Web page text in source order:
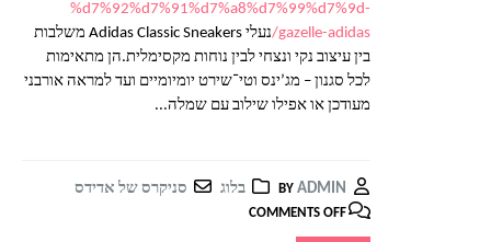
%d7%92%d7%91%d7%a8%d7%99%d7%9d-
gazelle-adidas/
נעלי Adidas Classic Sneakers משלבות
בין עיצוב נקי ונצחי לבין נוחות מקסימלית.הן מתאימות
לכל סגנון – מג’ינס וטי־שירט יומיומיים ועד למראה אורבני
מעודכן או אפילו שילוב עם שמלה...
BY ADMIN בלוג סניקרס של אדידס
COMMENTS OFF